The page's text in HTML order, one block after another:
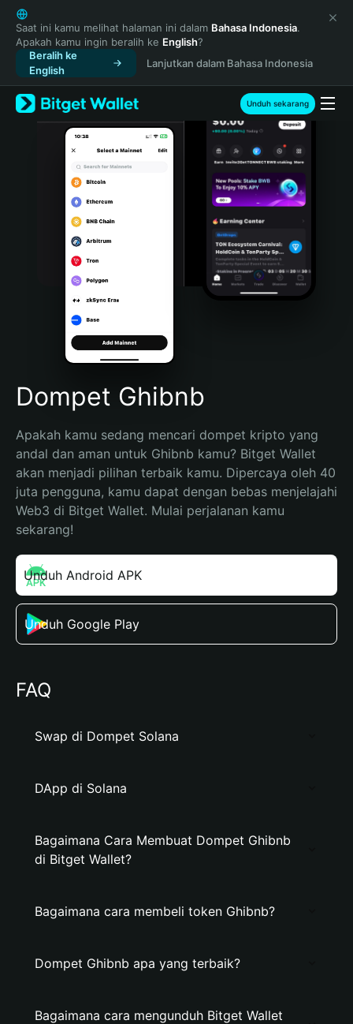
English
日本語
Tiếng Việt
Русский
Español (Latinoamérica)
Türkçe
Italiano
Português (Portugal)
Bahasa Indonesia
Português (Brasil)
Español (Argentina)
Saat ini kamu melihat halaman ini dalam Bahasa Indonesia.
Apakah kamu ingin beralih ke English?
Beralih ke
English
Lanjutkan dalam Bahasa Indonesia
Unduh sekarang
Dompet Ghibnb
Apakah kamu sedang mencari dompet kripto yang
andal dan aman untuk Ghibnb kamu? Bitget Wallet
akan menjadi pilihan terbaik kamu. Dipercaya oleh 40
juta pengguna, kamu dapat dengan bebas menjelajahi
Web3 di Bitget Wallet. Mulai perjalanan kamu
sekarang!
Unduh Android APK
Unduh Google Play
FAQ
Swap di Dompet Solana
DApp di Solana
Bagaimana Cara Membuat Dompet Ghibnb
di Bitget Wallet?
Bagaimana cara membeli token Ghibnb?
Dompet Ghibnb apa yang terbaik?
Bagaimana cara mengunduh Bitget Wallet